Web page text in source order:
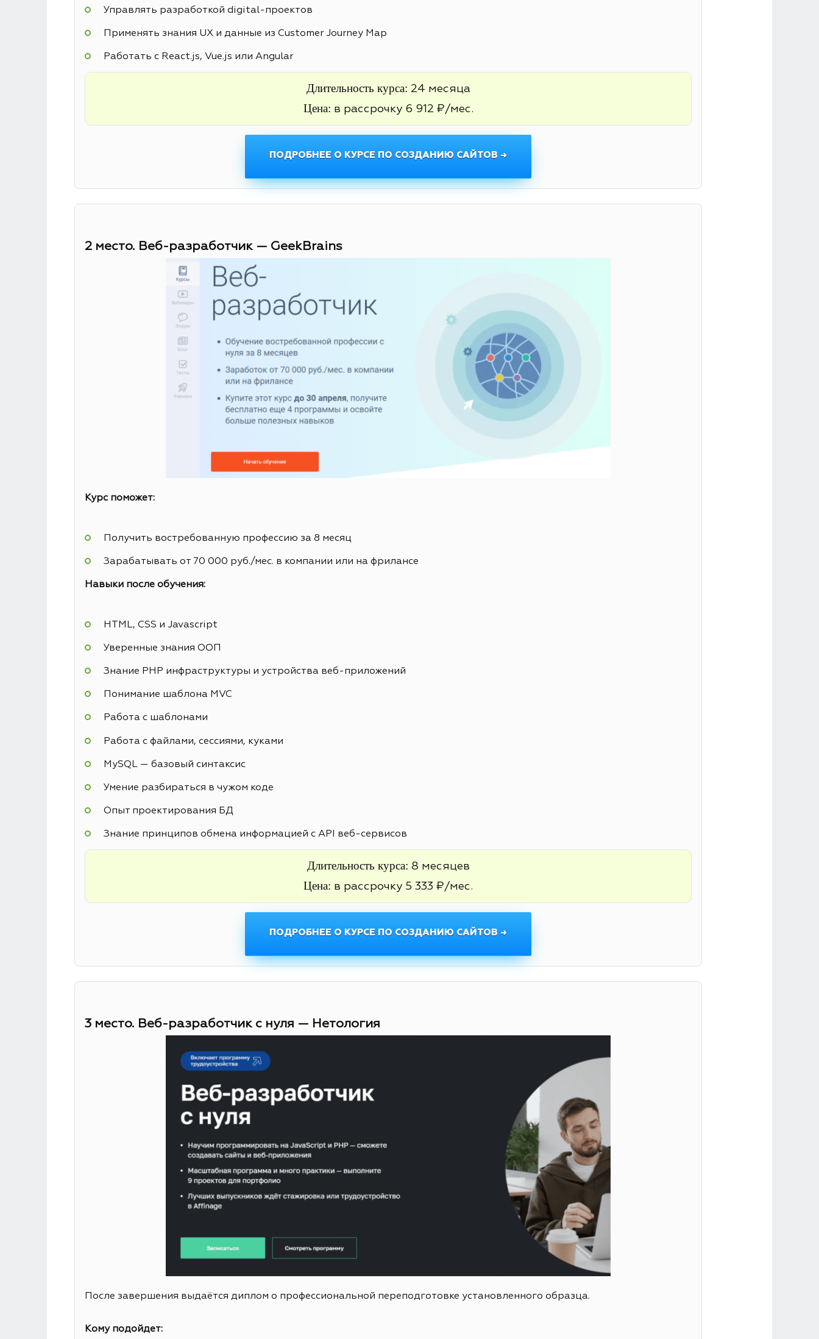
Управлять разработкой digital-проектов
Применять знания UX и данные из Customer Journey Map
Работать с React.js, Vue.js или Angular
Длительность курса: 24 месяца
Цена: в рассрочку 6 912 ₽/мес.
ПОДРОБНЕЕ О КУРСЕ ПО СОЗДАНИЮ САЙТОВ →
2 место. Веб-разработчик — GeekBrains
Курс поможет:
Получить востребованную профессию за 8 месяц
Зарабатывать от 70 000 руб./мес. в компании или на фрилансе
Навыки после обучения:
HTML, CSS и Javascript
Уверенные знания ООП
Знание PHP инфраструктуры и устройства веб-приложений
Понимание шаблона MVC
Работа с шаблонами
Работа с файлами, сессиями, куками
MySQL — базовый синтаксис
Умение разбираться в чужом коде
Опыт проектирования БД
Знание принципов обмена информацией с API веб-сервисов
Длительность курса: 8 месяцев
Цена: в рассрочку 5 333 ₽/мес.
ПОДРОБНЕЕ О КУРСЕ ПО СОЗДАНИЮ САЙТОВ →
3 место. Веб-разработчик с нуля — Нетология
После завершения выдаётся диплом о профессиональной переподготовке установленного образца.
Кому подойдет: